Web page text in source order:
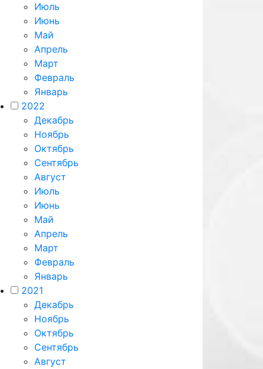
Июль
Июнь
Май
Апрель
Март
Февраль
Январь
2022
Декабрь
Ноябрь
Октябрь
Сентябрь
Август
Июль
Июнь
Май
Апрель
Март
Февраль
Январь
2021
Декабрь
Ноябрь
Октябрь
Сентябрь
Август